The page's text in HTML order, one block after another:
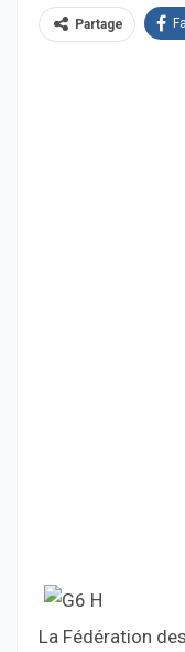
Partage
La Fédération